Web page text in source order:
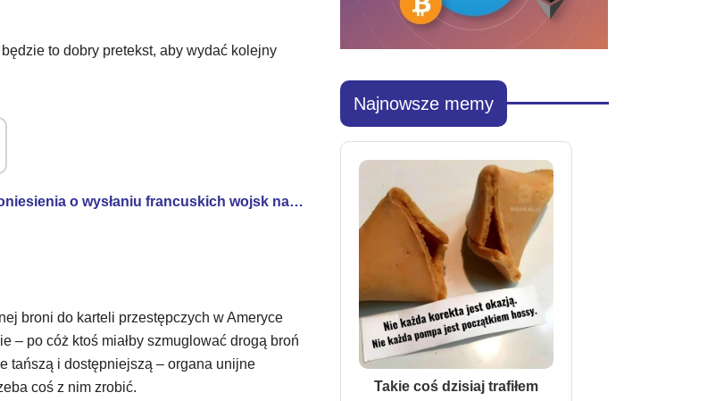
to dobry pretekst, aby wydać kolejny
o wysłaniu francuskich wojsk na…
broni do karteli przestępczych w Ameryce
– po cóż ktoś miałby szmuglować drogą broń
tańszą i dostępniejszą – organa unijne
coś z nim zrobić.
Najnowsze memy
Takie coś dzisiaj trafiłem